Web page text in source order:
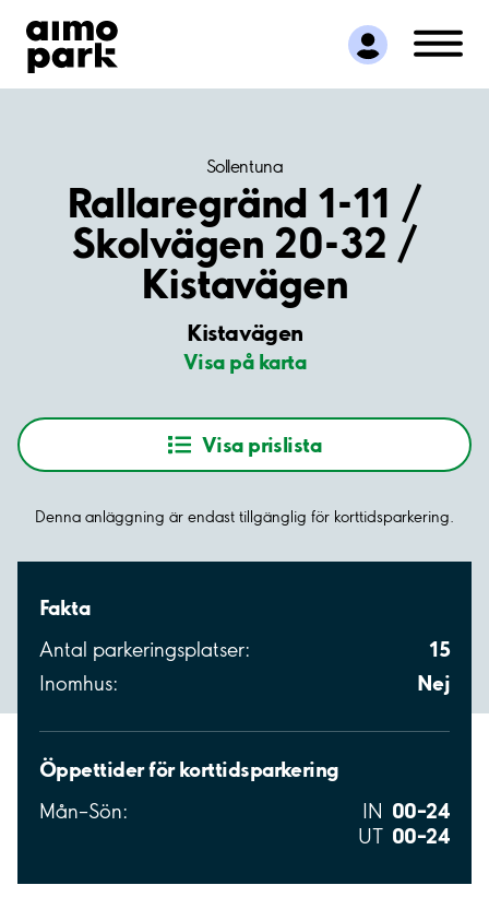
Hitta parkering
Samarbete
Kundservice
Sollentuna
Rallaregränd 1-11 /
Skolvägen 20-32 /
Kistavägen
Kistavägen
Visa på karta
Visa prislista
Denna anläggning är endast tillgänglig för korttidsparkering.
Fakta
Antal parkeringsplatser: 15
Inomhus: Nej
Öppettider för korttidsparkering
Mån–Sön: IN 00–24
UT 00–24